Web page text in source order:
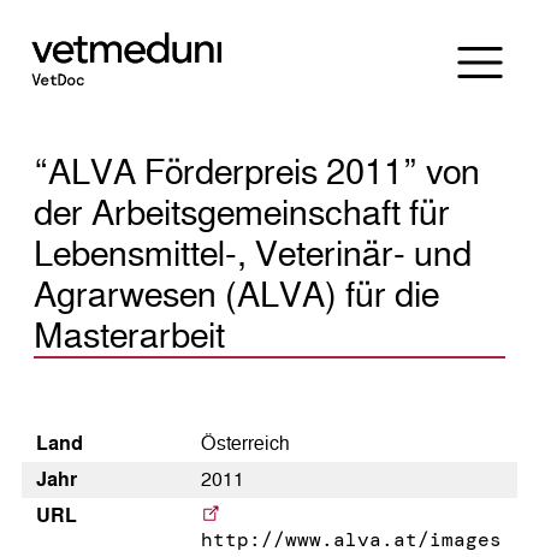
“ALVA Förderpreis 2011” von
der Arbeitsgemeinschaft für
Lebensmittel-, Veterinär- und
Agrarwesen (ALVA) für die
Masterarbeit
Land
Österreich
Jahr
2011
URL
http://www.alva.at/images